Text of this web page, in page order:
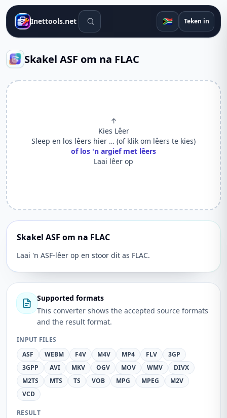
Inettools.net Soek gereedskap 🇿🇦 Teken in
Skakel ASF om na FLAC
↑
Kies Lêer
Sleep en los lêers hier … (of klik om lêers te kies)
of los 'n argief met lêers
Laai lêer op
Skakel ASF om na FLAC
Laai 'n ASF-lêer op en stoor dit as FLAC.
Supported formats
This converter shows the accepted source formats
and the result format.
INPUT FILES
ASF
WEBM F4V M4V MP4 FLV
3GP
3GPP
AVI MKV OGV MOV WMV
DIVX
M2TS
MTS TS VOB MPG MPEG
M2V
VCD
RESULT